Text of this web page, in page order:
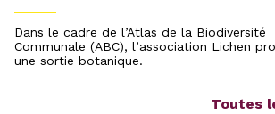
Dans le cadre de l’Atlas de la Biodiversité
Communale (ABC), l’association Lichen
une sortie botanique.
Toutes